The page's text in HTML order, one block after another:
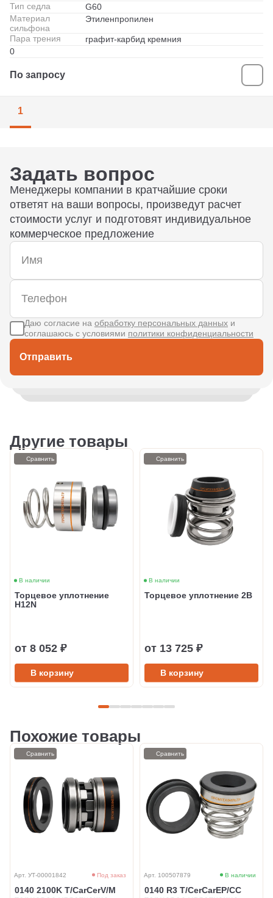
Тип седла
G60
Материал
сильфона
Этиленпропилен
Пара трения
графит-карбид кремния
0
По запросу
1
Задать вопрос
Менеджеры компании в кратчайшие сроки
ответят на ваши вопросы, произведут расчет
стоимости услуг и подготовят индивидуальное
коммерческое предложение
Отправить
Даю согласие на обработку персональных данных и
соглашаюсь с условиями политики конфиденциальности
Другие товары
В наличии
Торцевое уплотнение
H12N
от 8 052 ₽
В корзину
Сравнить
В наличии
Торцевое уплотнение 2B
от 13 725 ₽
В корзину
Сравнить
Похожие товары
Арт. УТ-00001842 Под заказ
0140 2100K T/CarCerV/M
Сравнить
Арт. 100507879 В наличии
0140 R3 T/CerCarEP/CC
Сравнить